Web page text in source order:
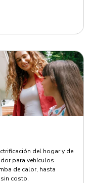
del hogar y de
para vehículos
de calor, hasta
costo.